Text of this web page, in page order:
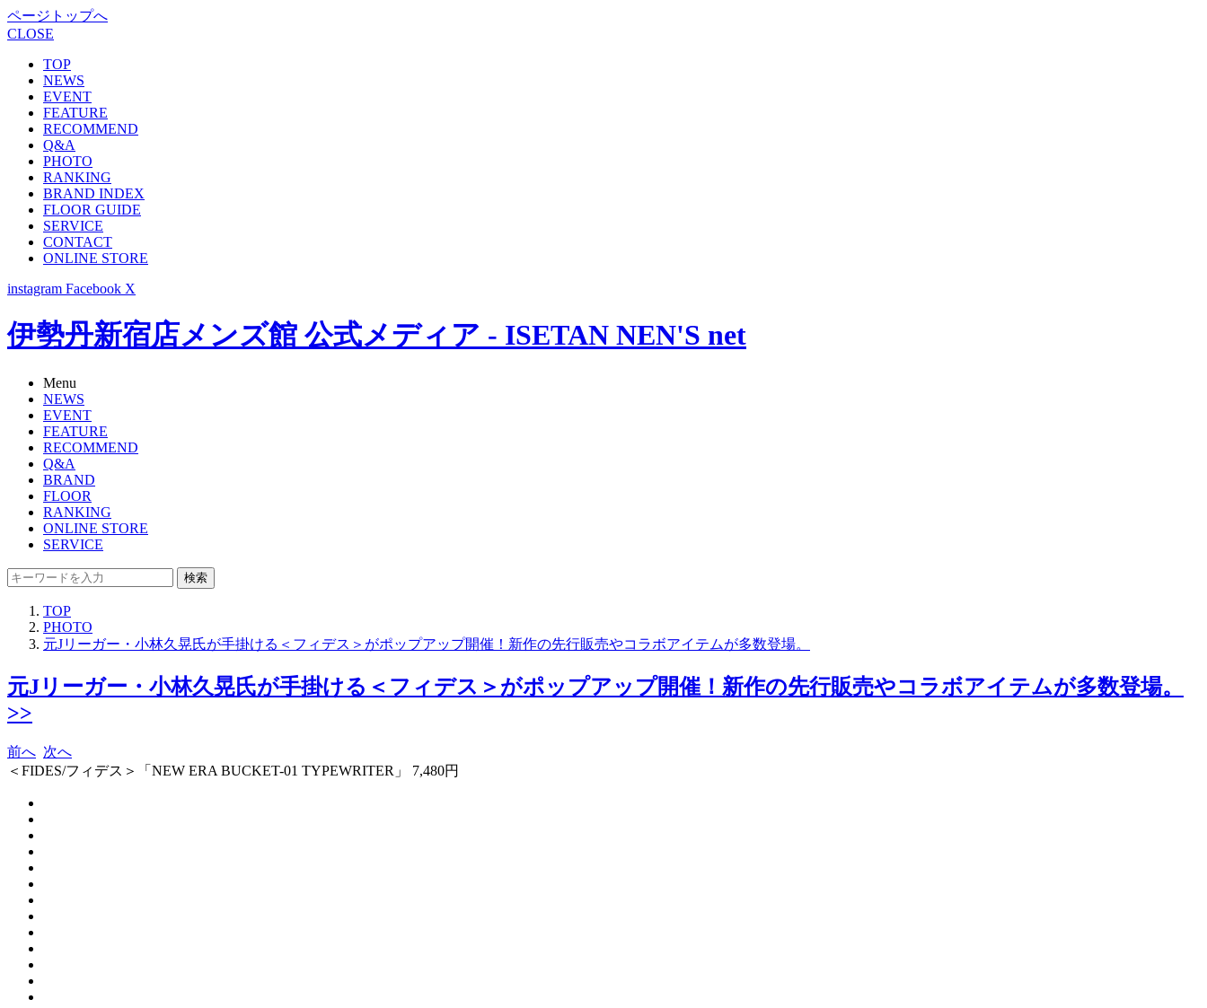
ページトップへ
CLOSE
TOP
NEWS
EVENT
FEATURE
RECOMMEND
Q&A
PHOTO
RANKING
BRAND INDEX
FLOOR GUIDE
SERVICE
CONTACT
ONLINE STORE
instagram Facebook X
伊勢丹新宿店メンズ館 公式メディア - ISETAN NEN'S net
Menu
NEWS
EVENT
FEATURE
RECOMMEND
Q&A
BRAND
FLOOR
RANKING
ONLINE STORE
SERVICE
検索
TOP
PHOTO
元Jリーガー・小林久晃氏が手掛ける＜フィデス＞がポップアップ開催！新作の先行販売やコラボアイテムが多数登場。
元Jリーガー・小林久晃氏が手掛ける＜フィデス＞がポップアップ開催！新作の先行販売やコラボアイテムが多数登場。
>>
前へ 次へ
＜FIDES/フィデス＞「NEW ERA BUCKET-01 TYPEWRITER」 7,480円